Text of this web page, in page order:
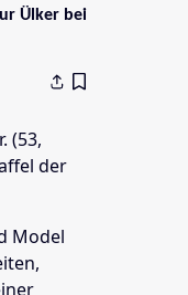
Ülker bei
(53,
der
Model